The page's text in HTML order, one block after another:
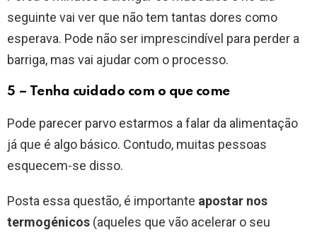
seguinte vai ver que não tem tantas dores como
esperava. Pode não ser imprescindível para perder a
barriga, mas vai ajudar com o processo.
5 – Tenha cuidado com o que come
Pode parecer parvo estarmos a falar da alimentação
já que é algo básico. Contudo, muitas pessoas
esquecem-se disso.
Posta essa questão, é importante apostar nos
termogénicos (aqueles que vão acelerar o seu